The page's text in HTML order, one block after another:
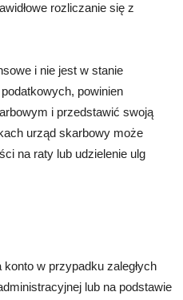
rozliczanie się z
i nie jest w stanie
powinien
i przedstawić swoją
urząd skarbowy może
na raty lub udzielenie ulg
w przypadku zaległych
lub na podstawie